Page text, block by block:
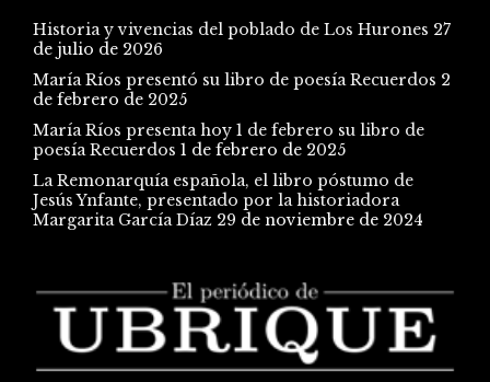
Historia y vivencias del poblado de Los Hurones 27
de julio de 2026
María Ríos presentó su libro de poesía Recuerdos 2
de febrero de 2025
María Ríos presenta hoy 1 de febrero su libro de
poesía Recuerdos 1 de febrero de 2025
La Remonarquía española, el libro póstumo de
Jesús Ynfante, presentado por la historiadora
Margarita García Díaz 29 de noviembre de 2024